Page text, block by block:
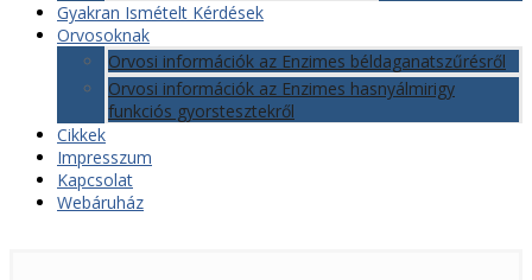
Gyakran Ismételt Kérdések
Orvosoknak
Orvosi információk az Enzimes béldaganatszűrésről
Orvosi információk az Enzimes hasnyálmirigy
funkciós gyorstesztekről
Cikkek
Impresszum
Kapcsolat
Webáruház